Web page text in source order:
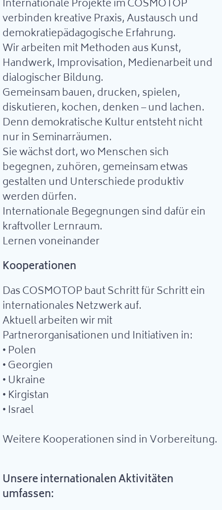
Internationale Projekte im COSMOTOP
verbinden kreative Praxis, Austausch und
demokratiepädagogische Erfahrung.
Wir arbeiten mit Methoden aus Kunst,
Handwerk, Improvisation, Medienarbeit und
dialogischer Bildung.
Gemeinsam bauen, drucken, spielen,
diskutieren, kochen, denken – und lachen.
Denn demokratische Kultur entsteht nicht
nur in Seminarräumen.
Sie wächst dort, wo Menschen sich
begegnen, zuhören, gemeinsam etwas
gestalten und Unterschiede produktiv
werden dürfen.
Internationale Begegnungen sind dafür ein
kraftvoller Lernraum.
Lernen voneinander
Kooperationen
Das COSMOTOP baut Schritt für Schritt ein
internationales Netzwerk auf.
Aktuell arbeiten wir mit
Partnerorganisationen und Initiativen in:
• Polen
• Georgien
• Ukraine
• Kirgistan
• Israel
Weitere Kooperationen sind in Vorbereitung.
Unsere internationalen Aktivitäten
umfassen: